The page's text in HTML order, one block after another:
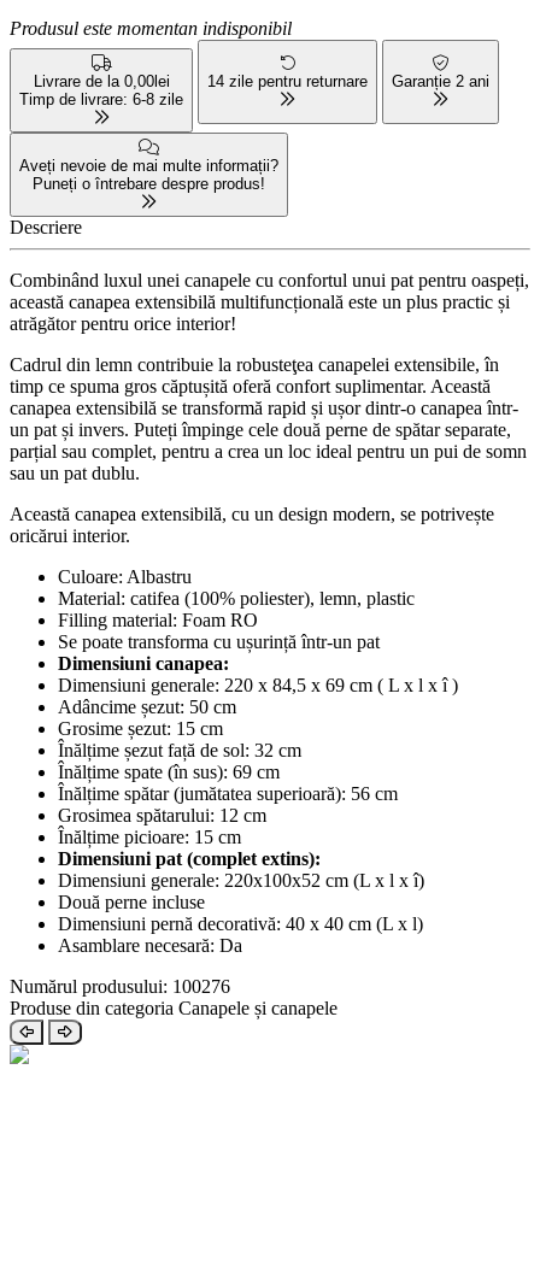
Produsul este momentan indisponibil
Livrare de la 0,00lei
Timp de livrare: 6-8 zile
14 zile pentru returnare Garanție 2 ani
Aveți nevoie de mai multe informații?
Puneți o întrebare despre produs!
Descriere
Combinând luxul unei canapele cu confortul unui pat pentru oaspeți,
această canapea extensibilă multifuncțională este un plus practic și
atrăgător pentru orice interior!
Cadrul din lemn contribuie la robusteţea canapelei extensibile, în
timp ce spuma gros căptușită oferă confort suplimentar. Această
canapea extensibilă se transformă rapid și ușor dintr-o canapea într-
un pat și invers. Puteți împinge cele două perne de spătar separate,
parțial sau complet, pentru a crea un loc ideal pentru un pui de somn
sau un pat dublu.
Această canapea extensibilă, cu un design modern, se potrivește
oricărui interior.
Culoare: Albastru
Material: catifea (100% poliester), lemn, plastic
Filling material: Foam RO
Se poate transforma cu ușurință într-un pat
Dimensiuni canapea:
Dimensiuni generale: 220 x 84,5 x 69 cm ( L x l x î )
Adâncime șezut: 50 cm
Grosime șezut: 15 cm
Înălțime șezut față de sol: 32 cm
Înălțime spate (în sus): 69 cm
Înălțime spătar (jumătatea superioară): 56 cm
Grosimea spătarului: 12 cm
Înălțime picioare: 15 cm
Dimensiuni pat (complet extins):
Dimensiuni generale: 220x100x52 cm (L x l x î)
Două perne incluse
Dimensiuni pernă decorativă: 40 x 40 cm (L x l)
Asamblare necesară: Da
Numărul produsului: 100276
Produse din categoria Canapele și canapele